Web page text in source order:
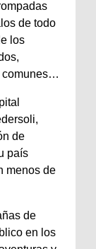
de todo
los
comunes…
de
país
menos de
de
en los